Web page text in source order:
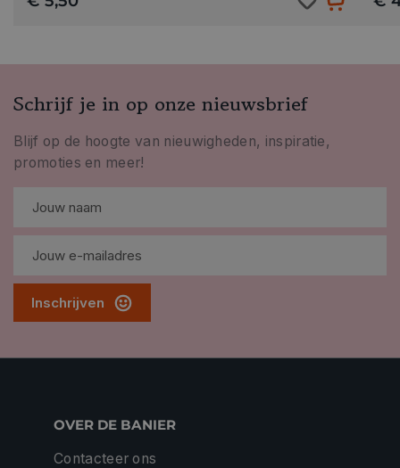
Schrijf je in op onze nieuwsbrief
Blijf op de hoogte van nieuwigheden, inspiratie,
promoties en meer!
Inschrijven
OVER DE BANIER
Contacteer ons